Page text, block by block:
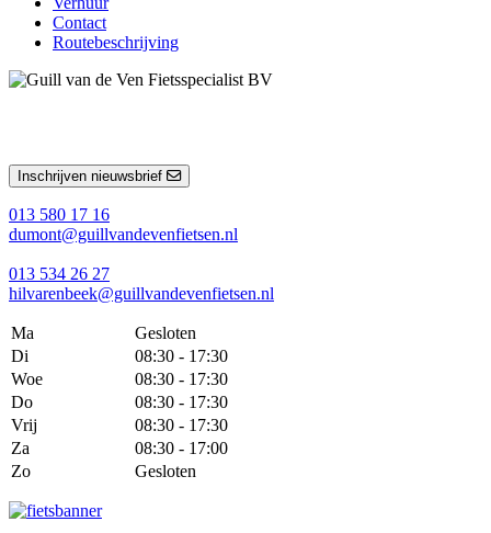
Contact
Routebeschrijving
Inschrijven nieuwsbrief
013 580 17 16
dumont@guillvandevenfietsen.nl
013 534 26 27
hilvarenbeek@guillvandevenfietsen.nl
Ma
Gesloten
Di
08:30 - 17:30
Woe
08:30 - 17:30
Do
08:30 - 17:30
Vrij
08:30 - 17:30
Za
08:30 - 17:00
Zo
Gesloten